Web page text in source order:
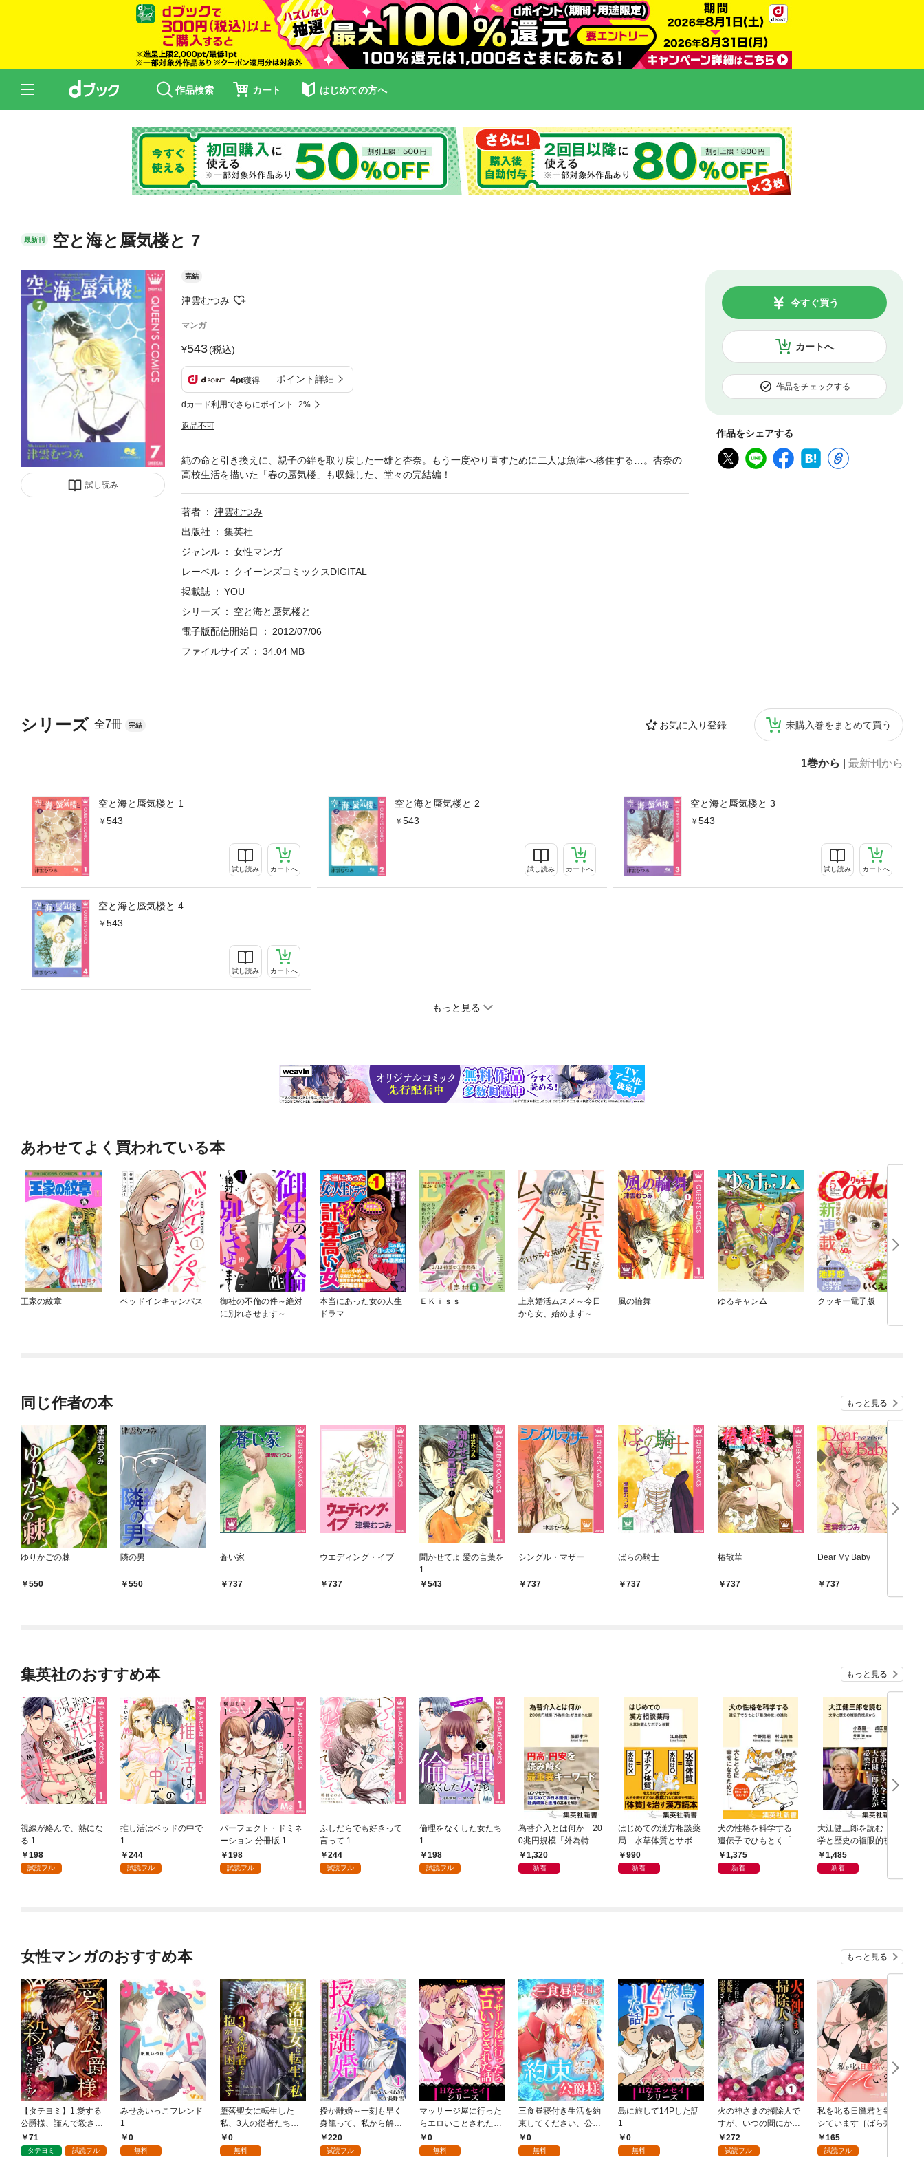
作品検索 カート はじめての方へ
最新刊 空と海と蜃気楼と 7
試し読み
完結
津雲むつみ
マンガ
543(税込)
4pt獲得 ポイント詳細
dカード利用でさらにポイント+2%
返品不可
カートへ
今すぐ買う
作品をチェックする
作品をシェアする
シリーズ 全7冊 完結 お気に入り登録 未購入巻をまとめて買う
1巻から 最新刊から
空と海と蜃気楼と 1
543
試し読み カートへ
空と海と蜃気楼と 2
543
試し読み カートへ
空と海と蜃気楼と 3
543
試し読み カートへ
空と海と蜃気楼と 4
543
試し読み カートへ
もっと見る
純の命と引き換えに、親子の絆を取り戻した一雄と杏奈。もう一度やり直すために二人は魚津へ移住する…。杏奈の
高校生活を描いた「春の蜃気楼」も収録した、堂々の完結編！
著者
津雲むつみ
出版社
集英社
ジャンル
女性マンガ
レーベル
クイーンズコミックスDIGITAL
掲載誌
YOU
シリーズ
空と海と蜃気楼と
電子版配信開始日
2012/07/06
ファイルサイズ
34.04 MB
あわせてよく買われている本
王家の紋章 ベッドインキャンパス
御社の不倫の件～絶対
に別れさせます～
本当にあった女の人生
ドラマ
ＥＫｉｓｓ
上京婚活ムスメ～今日
から女、始めます～ 分
風の輪舞 ゆるキャン△ クッキー電子版
同じ作者の本 もっと見る
ゆりかごの棘
550
隣の男
550
蒼い家
737
ウエディング・イブ
737
聞かせてよ 愛の言葉を
1
543
シングル・マザー
737
ばらの騎士
737
椿散華
737
Dear My Baby
737
集英社のおすすめ本 もっと見る
視線が絡んで、熱にな
る 1
198
試読フル
推し活はベッドの中で
1
244
試読フル
パーフェクト・ドミネ
ーション 分冊版 1
198
試読フル
ふしだらでも好きって
言って 1
244
試読フル
倫理をなくした女たち
1
198
試読フル
為替介入とは何か 20
0兆円規模「外為特
会」が生まれた謎
1,320
新着
はじめての漢方相談薬
局 水草体質とサボテ
ン体質
990
新着
犬の性格を科学する
遺伝子でひもとく「最
良の友」の進化
1,375
新着
大江健三郎を読む 文
学と歴史の複眼的視点
から1,485
新着
女性マンガのおすすめ本 もっと見る
【タテヨミ】1.愛する
公爵様、謹んで殺させ
ていただきます！
71
タテヨミ 試読フル
みせあいっこフレンド
1
0
無料
堕落聖女に転生した
私、3人の従者たちに
抱かれて困ってます 第
1話
0
無料
授か離婚～一刻も早く
身籠って、私から解放
してさしあげます！1
220
試読フル
マッサージ屋に行った
らエロいことされた話
1 0
無料
三食昼寝付き生活を約
束してください、公爵
様 1話
0
無料
島に旅して14Pした話
1
0
無料
火の神さまの掃除人で
すが、いつの間にか花
嫁として溺愛されてい
ます【単話】（１）
272
試読フル
私を叱る日鷹君と毎晩
シています［ばら売
り］ 第1話
165
試読フル